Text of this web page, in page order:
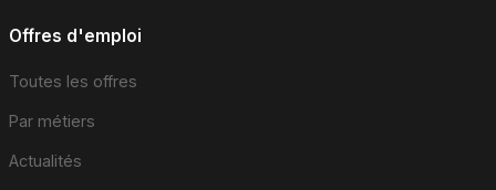
Offres d'emploi
Toutes les offres
Par métiers
Actualités